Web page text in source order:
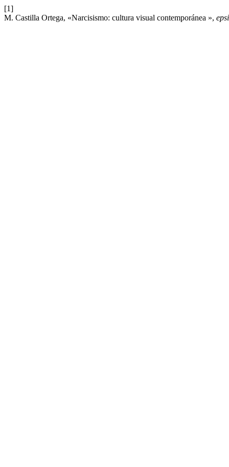
[1]
M. Castilla Ortega, «Narcisismo: cultura visual contemporánea »,